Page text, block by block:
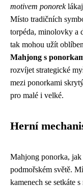
motivem ponorek
Místo tradičních
torpéda, minolovky a
tak mohou užít
Mahjong s
rozvíjet strategické
mezi ponorkami
pro malé i velké.
Herní
Mahjong ponorka, jak
podmořském světě.
kamenech se setkáte